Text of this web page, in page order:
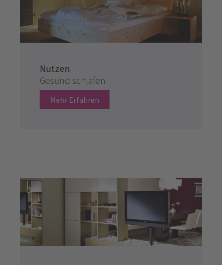
Nutzen
Gesund schlafen
Mehr Erfahren